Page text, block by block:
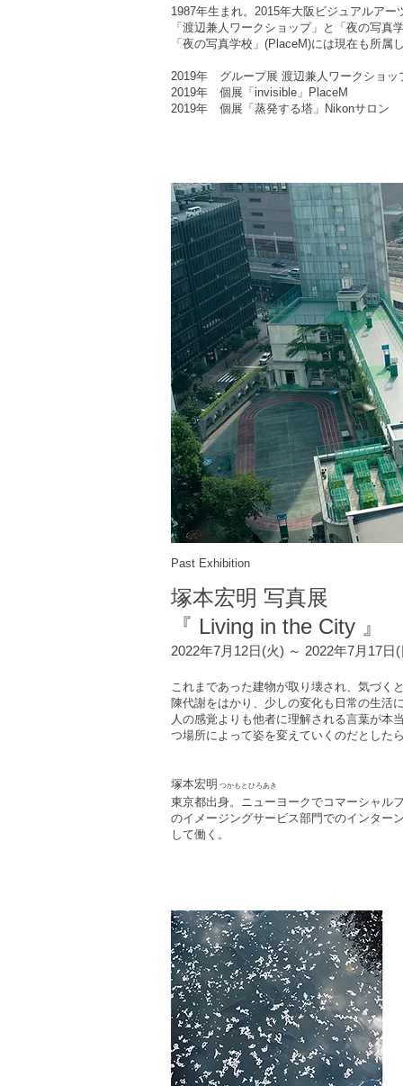
1987年生まれ。2015年大阪ビジュアルアー
「渡辺兼人ワークショップ」と「夜の写
「夜の写真学校」(PlaceM)には現在も所
2019年 グループ展 渡辺兼人ワークショッ
2019年 個展「invisible」PlaceM
2019年 個展「蒸発する塔」Nikonサロン
Past Exhibition
塚本宏明 写真展
『 Living in the City 』
2022年7月12日(火) ～ 2022年7月17日
これまであった建物が取り壊され、気づく
陳代謝をはかり、少しの変化も日常の生活
人の感覚よりも他者に理解される言葉が本
つ場所によって姿を変えていくのだとした
塚本宏明 つかもとひろあき
東京都出身。ニューヨークでコマーシャル
のイメージングサービス部門でのインター
して働く。